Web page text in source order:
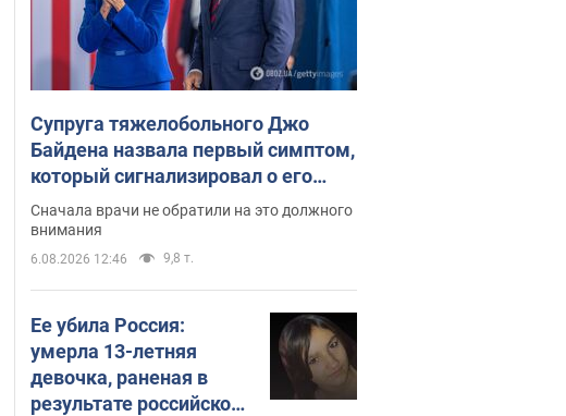
Супруга тяжелобольного Джо
Байдена назвала первый симптом,
который сигнализировал о его
"агрессивном" раке
Сначала врачи не обратили на это должного
внимания
6.08.2026 12:46 9,8 т.
Ее убила Россия:
умерла 13-летняя
девочка, раненая в
результате российской